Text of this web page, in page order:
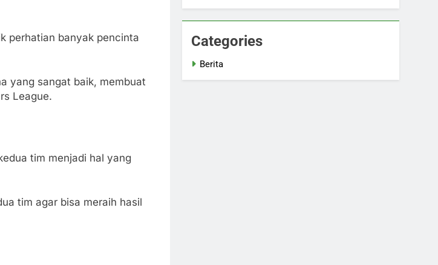
perhatian banyak pencinta
yang sangat baik, membuat
League.
tim menjadi hal yang
tim agar bisa meraih hasil
Categories
Berita